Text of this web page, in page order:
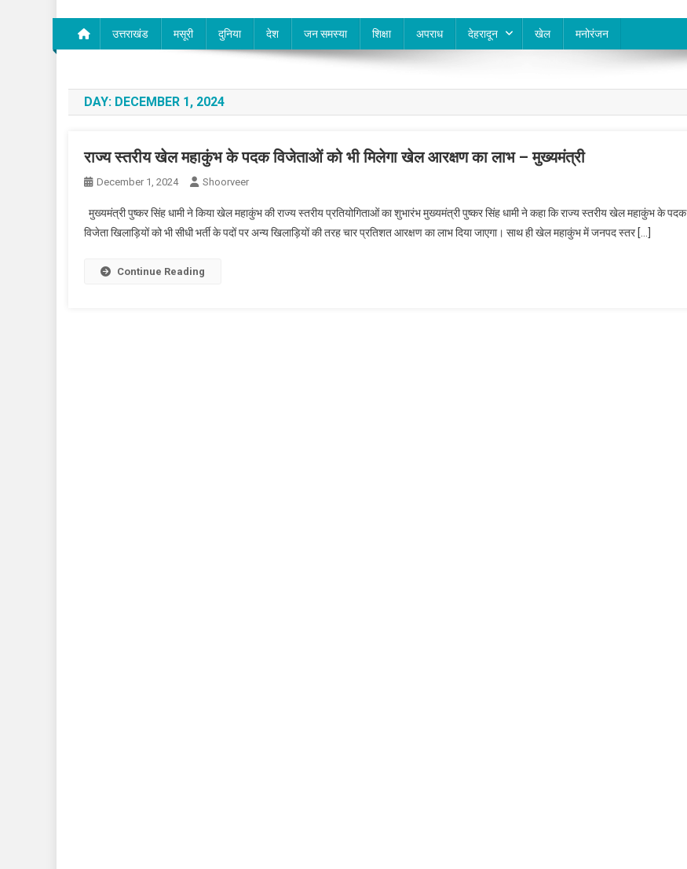
उत्तराखंड मसूरी दुनिया देश जन समस्या शिक्षा अपराध देहरादून खेल मनोरंजन
DAY: DECEMBER 1, 2024
राज्य स्तरीय खेल महाकुंभ के पदक विजेताओं को भी मिलेगा खेल आरक्षण का लाभ – मुख्यमंत्री
December 1, 2024 Shoorveer
मुख्यमंत्री पुष्कर सिंह धामी ने किया खेल महाकुंभ की राज्य स्तरीय प्रतियोगिताओं का शुभारंभ मुख्यमंत्री पुष्कर सिंह धामी ने कहा कि राज्य स्तरीय खेल महाकुंभ के पदक
विजेता खिलाड़ियों को भी सीधी भर्ती के पदों पर अन्य खिलाड़ियों की तरह चार प्रतिशत आरक्षण का लाभ दिया जाएगा। साथ ही खेल महाकुंभ में जनपद स्तर […]
Continue Reading